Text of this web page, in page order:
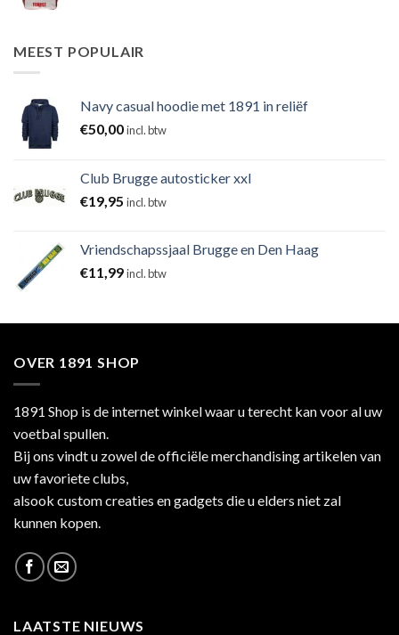
MEEST POPULAIR
Navy casual hoodie met 1891 in reliëf
€50,00incl. btw
Club Brugge autosticker xxl
€19,95 incl. btw
Vriendschapssjaal Brugge en Den Haag
€11,99incl. btw
OVER 1891 SHOP
1891 Shop is de internet winkel waar u terecht kan voor al uw
voetbal spullen.
Bij ons vindt u zowel de officiële merchandising artikelen van
uw favoriete clubs,
alsook custom creaties en gadgets die u elders niet zal
kunnen kopen.
LAATSTE NIEUWS